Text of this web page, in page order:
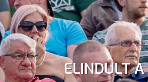
ELINDULT A